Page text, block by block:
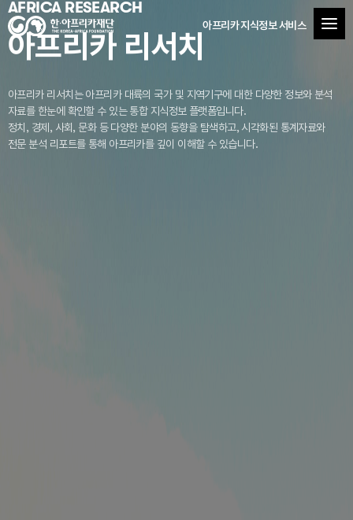
아프리카 지식정보 서비스
AFRICA RESEARCH
아프리카 리서치
아프리카 리서치는 아프리카 대륙의 국가 및 지역기구에 대한 다양한 정보와 분석
자료를 한눈에 확인할 수 있는 통합 지식정보 플랫폼입니다.
정치, 경제, 사회, 문화 등 다양한 분야의 동향을 탐색하고, 시각화된 통계자료와
전문 분석 리포트를 통해 아프리카를 깊이 이해할 수 있습니다.